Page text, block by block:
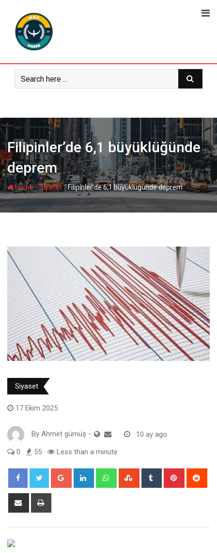
content
Filipinler’de 6,1 büyüklüğünde
deprem
Home-Siyaset-Filipinler’de 6,1 büyüklüğünde deprem
Siyaset
17 Ekim 2025
By Ahmet gümüş - 10 ay ago
0 55 Less than a minute
Google+ LinkedIn WhatsappStumbleUpon
Tumblr Pinterest
Share